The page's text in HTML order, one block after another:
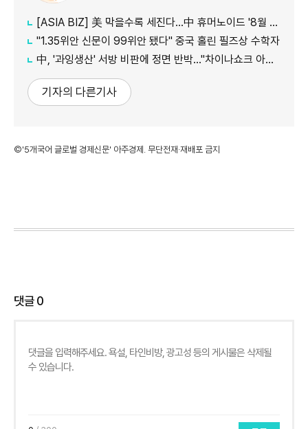
[ASIA BIZ] 美 막을수록 세진다…中 휴머노이드 '8월 대공세'
"1.35위안 신문이 99위안 됐다" 중국 홀린 필즈상 수학자
中, '과잉생산' 서방 비판에 정면 반박…"차이나쇼크 아닌 기회"
기자의 다른기사
©'5개국어 글로벌 경제신문' 아주경제. 무단전재·재배포 금지
댓글0